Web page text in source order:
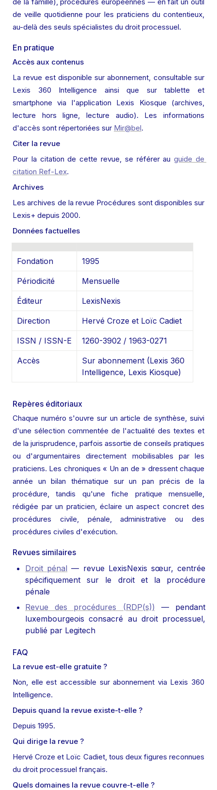
de veille quotidienne pour les praticiens du contentieux,
au-delà des seuls spécialistes du droit processuel.
En pratique
Accès aux contenus
La revue est disponible sur abonnement, consultable sur
Lexis 360 Intelligence ainsi que sur tablette et
smartphone via l'application Lexis Kiosque (archives,
lecture hors ligne, lecture audio). Les informations
d'accès sont répertoriées sur Mir@bel.
Citer la revue
Pour la citation de cette revue, se référer au guide de
citation Ref-Lex.
Archives
Les archives de la revue Procédures sont disponibles sur
Lexis+ depuis 2000.
Données factuelles
Fondation 1995
Périodicité Mensuelle
Éditeur LexisNexis
Direction Hervé Croze et Loïc Cadiet
ISSN / ISSN-E 1260-3902 / 1963-0271
Accès
Sur abonnement (Lexis 360
Intelligence, Lexis Kiosque)
Repères éditoriaux
Chaque numéro s'ouvre sur un article de synthèse, suivi
d'une sélection commentée de l'actualité des textes et
de la jurisprudence, parfois assortie de conseils pratiques
ou d'argumentaires directement mobilisables par les
praticiens. Les chroniques « Un an de » dressent chaque
année un bilan thématique sur un pan précis de la
procédure, tandis qu'une fiche pratique mensuelle,
rédigée par un praticien, éclaire un aspect concret des
procédures civile, pénale, administrative ou des
procédures civiles d'exécution.
Revues similaires
Droit pénal — revue LexisNexis sœur, centrée
spécifiquement sur le droit et la procédure
pénale
Revue des procédures (RDP(s)) — pendant
luxembourgeois consacré au droit processuel,
publié par Legitech
FAQ
La revue est-elle gratuite ?
Non, elle est accessible sur abonnement via Lexis 360
Intelligence.
Depuis quand la revue existe-t-elle ?
Depuis 1995.
Qui dirige la revue ?
Hervé Croze et Loïc Cadiet, tous deux figures reconnues
du droit processuel français.
Quels domaines la revue couvre-t-elle ?